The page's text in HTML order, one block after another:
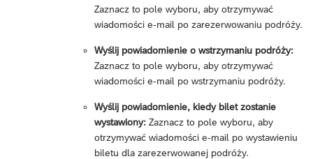
Zaznacz to pole wyboru, aby otrzymywać
wiadomości e-mail po zarezerwowaniu podróży.
Wyślij powiadomienie o wstrzymaniu podróży:
Zaznacz to pole wyboru, aby otrzymywać
wiadomości e-mail po wstrzymaniu podróży.
Wyślij powiadomienie, kiedy bilet zostanie
wystawiony: Zaznacz to pole wyboru, aby
otrzymywać wiadomości e-mail po wystawieniu
biletu dla zarezerwowanej podróży.